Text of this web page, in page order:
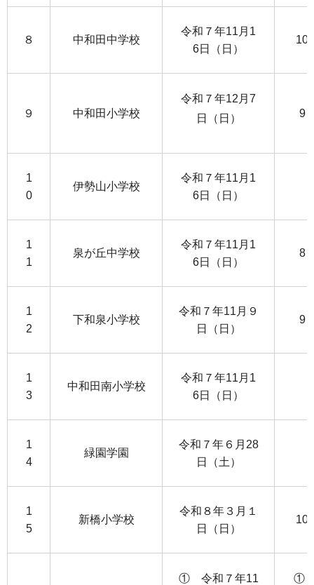
８ 中和田中学校
令和７年11月1
6日（日）
10
９ 中和田小学校
令和７年12月7
日（日）
9
1
0
伊勢山小学校
令和７年11月1
6日（日）
1
1
泉が丘中学校
令和７年11月1
6日（日）
8
1
2
下和泉小学校
令和７年11月９
日（日）
9
1
3
中和田南小学校
令和７年11月1
6日（日）
1
4
緑園学園
令和７年６月28
日（土）
1
5
新橋小学校
令和８年３月１
日（日）
10
① 令和７年11
①